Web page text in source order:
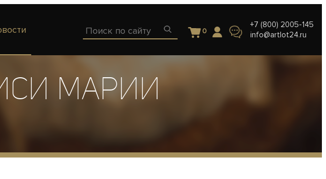
0
+7 (800) 2005-145
info@artlot24.ru
Марии